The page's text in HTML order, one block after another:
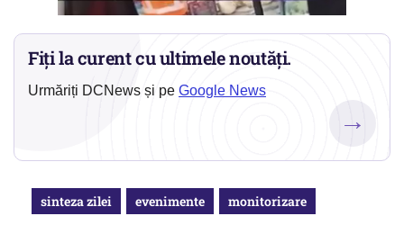
Fiți la curent cu ultimele noutăți.
Urmăriți DCNews și pe Google News
→
sinteza zilei evenimente monitorizare